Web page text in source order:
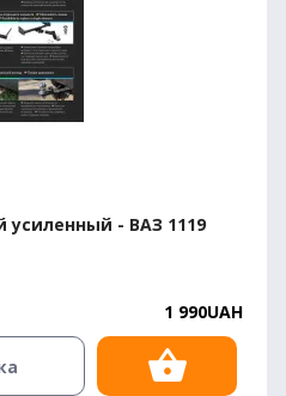
усиленный - ВАЗ 1119
1 990UAH